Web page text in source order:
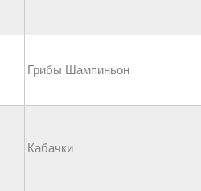
Грибы Шампиньон
Кабачки